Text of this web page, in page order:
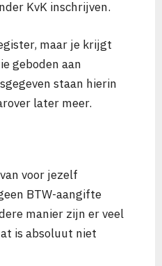
KvK inschrijven.
maar je krijgt
geboden aan
staan hierin
later meer.
voor jezelf
BTW-aangifte
manier zijn er veel
is absoluut niet